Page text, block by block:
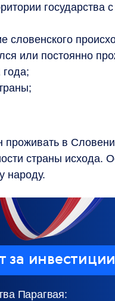
словенского
или постоянно
проживать в
страны исхода.
народу.
за
Парагвая: